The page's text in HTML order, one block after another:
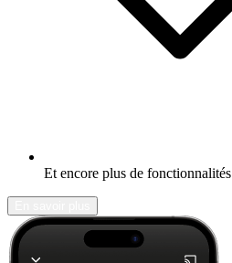
Et encore plus de fonctionnalités